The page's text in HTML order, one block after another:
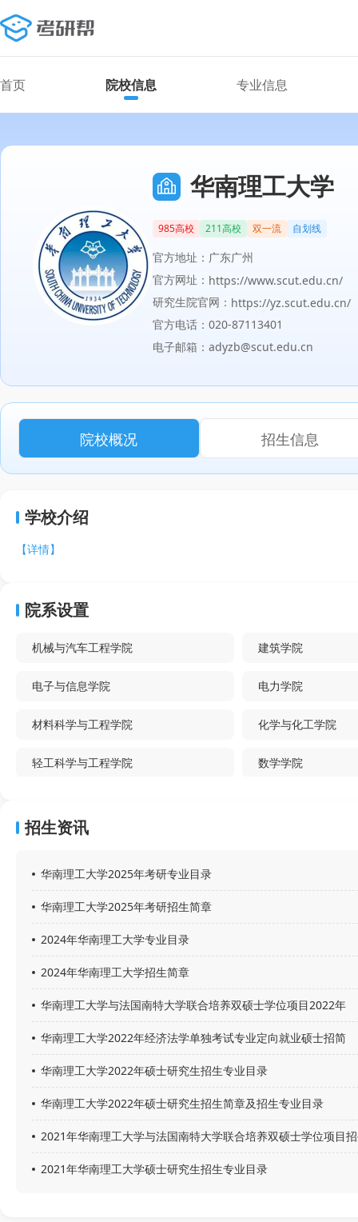
首页 院校信息 专业信息
华南理工大学
985高校 211高校 双一流 自划线
官方地址：广东广州
官方网址： https://www.scut.edu.cn/
研究生院官网： https://yz.scut.edu.cn/
官方电话：020-87113401
电子邮箱：adyzb@scut.edu.cn
院校概况 招生信息
学校介绍
【详情】
院系设置
机械与汽车工程学院 建筑学院
电子与信息学院 电力学院
材料科学与工程学院 化学与化工学院
轻工科学与工程学院 数学学院
公共管理学院
社会工作研究中心
环境与能源学院
新闻与传播学院 法学院
设计学院 医学院
电子商务系 吴贤铭智能工程学
微电子学院 华南软物质科学与
未来技术学院 前沿软物质学院
集成电路学院 卓越工程师学院
招生资讯
华南理工大学2025年考研专业目录
华南理工大学2025年考研招生简章
2024年华南理工大学专业目录
2024年华南理工大学招生简章
华南理工大学与法国南特大学联合培养双硕士学位项目2022年
华南理工大学2022年经济法学单独考试专业定向就业硕士招简
华南理工大学2022年硕士研究生招生专业目录
华南理工大学2022年硕士研究生招生简章及招生专业目录
2021年华南理工大学与法国南特大学联合培养双硕士学位项目
2021年华南理工大学硕士研究生招生专业目录